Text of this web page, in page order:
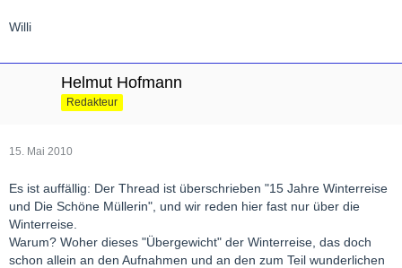
Willi
Helmut Hofmann
Redakteur
15. Mai 2010
Es ist auffällig: Der Thread ist überschrieben "15 Jahre Winterreise
und Die Schöne Müllerin", und wir reden hier fast nur über die
Winterreise.
Warum? Woher dieses "Übergewicht" der Winterreise, das doch
schon allein an den Aufnahmen und an den zum Teil wunderlichen